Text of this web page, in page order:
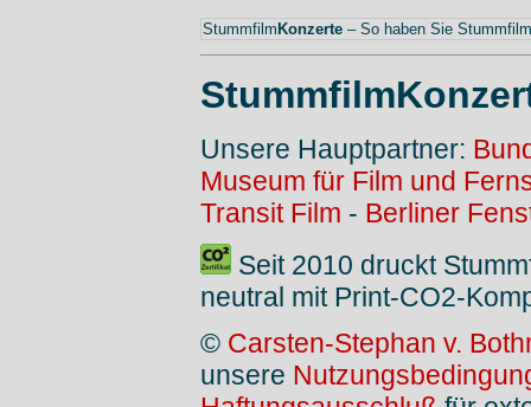
StummfilmKonzerte – So haben Sie
Unsere Hauptpartner:
Museum für Film und
Transit Film - Berliner
Seit 2010 druckt
neutral mit Print-CO2-
© Carsten-Stephan v.
unsere